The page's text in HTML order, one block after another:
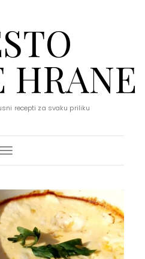
HRANE
recepti za svaku priliku
Toggle Navigation